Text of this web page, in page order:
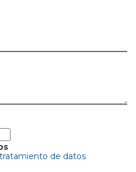
de datos